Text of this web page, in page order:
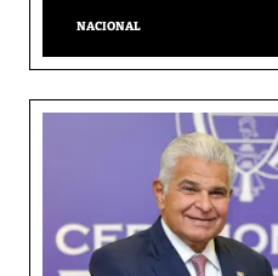
NACIONAL